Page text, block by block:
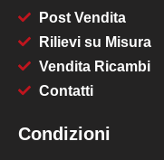
Post Vendita
Rilievi su Misura
Vendita Ricambi
Contatti
Condizioni